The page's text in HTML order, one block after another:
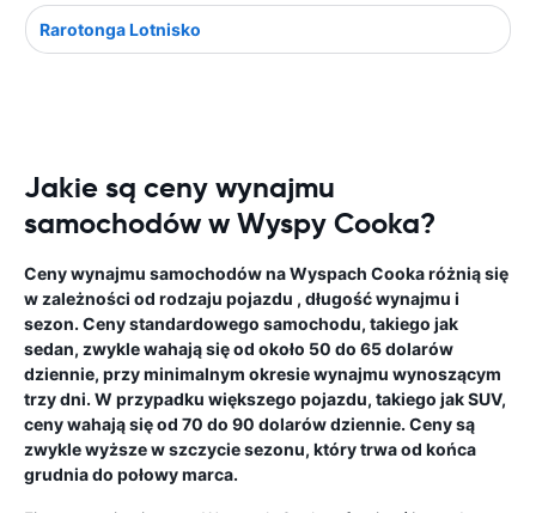
Rarotonga Lotnisko
Jakie są ceny wynajmu
samochodów w Wyspy Cooka?
Ceny wynajmu samochodów na Wyspach Cooka różnią się
w zależności od rodzaju pojazdu , długość wynajmu i
sezon. Ceny standardowego samochodu, takiego jak
sedan, zwykle wahają się od około 50 do 65 dolarów
dziennie, przy minimalnym okresie wynajmu wynoszącym
trzy dni. W przypadku większego pojazdu, takiego jak SUV,
ceny wahają się od 70 do 90 dolarów dziennie. Ceny są
zwykle wyższe w szczycie sezonu, który trwa od końca
grudnia do połowy marca.